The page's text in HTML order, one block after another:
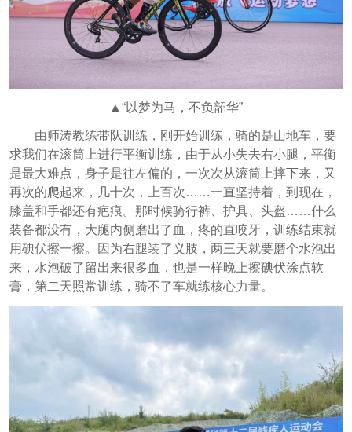
▲“以梦为马，不负韶华”
由师涛教练带队训练，刚开始训练，骑的是山地车，要
求我们在滚筒上进行平衡训练，由于从小失去右小腿，平衡
是最大难点，身子是往左偏的，一次次从滚筒上摔下来，又
再次的爬起来，几十次，上百次……一直坚持着，到现在，
膝盖和手都还有疤痕。那时候骑行裤、护具、头盔……什么
装备都没有，大腿内侧磨出了血，疼的直咬牙，训练结束就
用碘伏擦一擦。因为右腿装了义肢，两三天就要磨个水泡出
来，水泡破了留出来很多血，也是一样晚上擦碘伏涂点软
膏，第二天照常训练，骑不了车就练核心力量。